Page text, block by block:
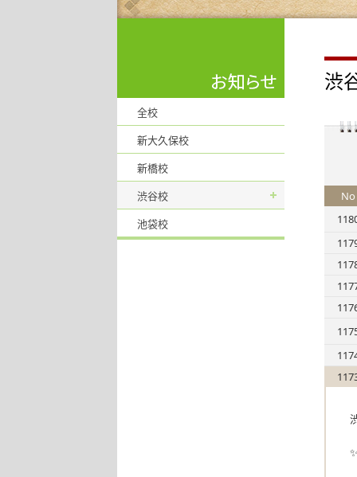
全校
新大久保校
新橋校
渋谷校
池袋校
渋
No